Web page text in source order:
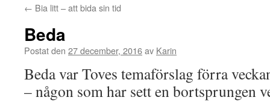
← Bia litt – att bida sin tid
Beda
Postat den 27 december, 2016av Karin
Beda var Toves temaförslag förra
– någon som har sett en bortsprungen